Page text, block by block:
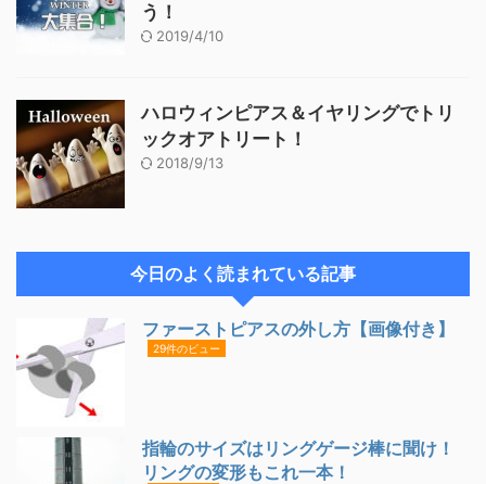
う！
2019/4/10
ハロウィンピアス＆イヤリングでトリ
ックオアトリート！
2018/9/13
今日のよく読まれている記事
ファーストピアスの外し方【画像付き】
29件のビュー
指輪のサイズはリングゲージ棒に聞け！
リングの変形もこれ一本！